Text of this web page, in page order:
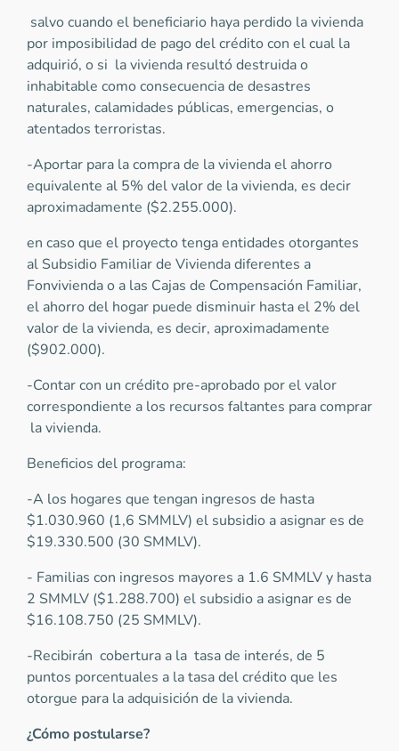
salvo cuando el beneficiario haya perdido la vivienda
por imposibilidad de pago del crédito con el cual la
adquirió, o si la vivienda resultó destruida o
inhabitable como consecuencia de desastres
naturales, calamidades públicas, emergencias, o
atentados terroristas.
-Aportar para la compra de la vivienda el ahorro
equivalente al 5% del valor de la vivienda, es decir
aproximadamente ($2.255.000).
en caso que el proyecto tenga entidades otorgantes
al Subsidio Familiar de Vivienda diferentes a
Fonvivienda o a las Cajas de Compensación Familiar,
el ahorro del hogar puede disminuir hasta el 2% del
valor de la vivienda, es decir, aproximadamente
($902.000).
-Contar con un crédito pre-aprobado por el valor
correspondiente a los recursos faltantes para comprar
la vivienda.
Beneficios del programa:
-A los hogares que tengan ingresos de hasta
$1.030.960 (1,6 SMMLV) el subsidio a asignar es de
$19.330.500 (30 SMMLV).
- Familias con ingresos mayores a 1.6 SMMLV y hasta
2 SMMLV ($1.288.700) el subsidio a asignar es de
$16.108.750 (25 SMMLV).
-Recibirán cobertura a la tasa de interés, de 5
puntos porcentuales a la tasa del crédito que les
otorgue para la adquisición de la vivienda.
¿Cómo postularse?